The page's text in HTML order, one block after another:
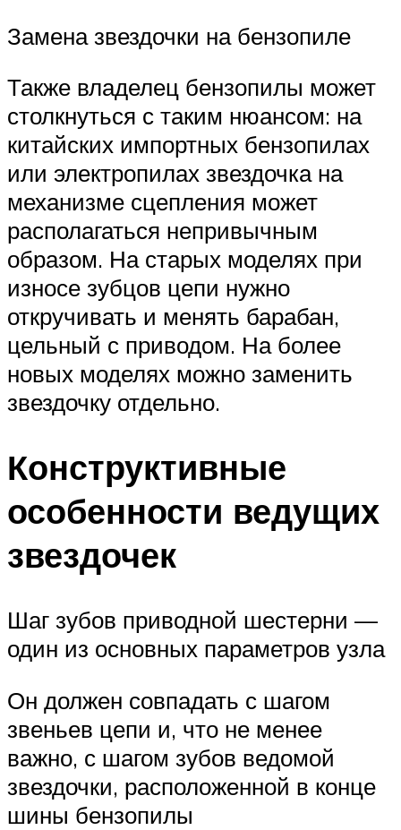
Замена звездочки на бензопиле
Также владелец бензопилы может
столкнуться с таким нюансом: на
китайских импортных бензопилах
или электропилах звездочка на
механизме сцепления может
располагаться непривычным
образом. На старых моделях при
износе зубцов цепи нужно
откручивать и менять барабан,
цельный с приводом. На более
новых моделях можно заменить
звездочку отдельно.
Конструктивные
особенности ведущих
звездочек
Шаг зубов приводной шестерни —
один из основных параметров узла
Он должен совпадать с шагом
звеньев цепи и, что не менее
важно, с шагом зубов ведомой
звездочки, расположенной в конце
шины бензопилы